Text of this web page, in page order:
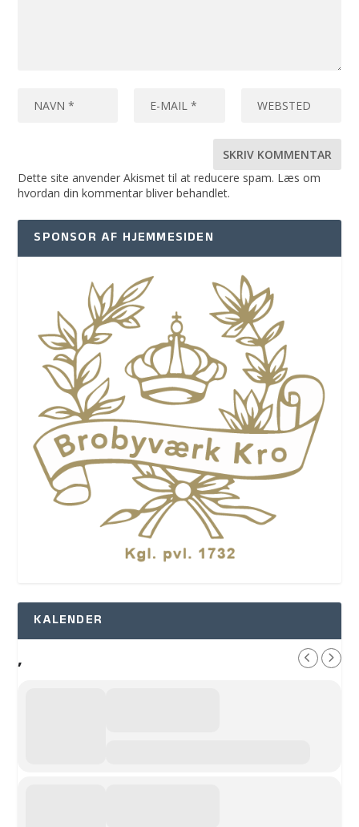
Dette site anvender Akismet til at reducere spam. Læs om
hvordan din kommentar bliver behandlet.
SPONSOR AF HJEMMESIDEN
KALENDER
,